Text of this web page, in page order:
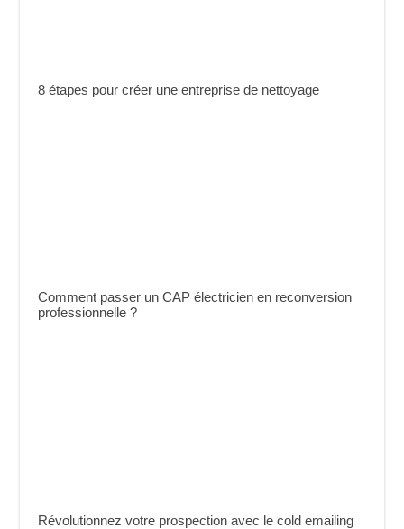
8 étapes pour créer une entreprise de nettoyage
Comment passer un CAP électricien en reconversion
professionnelle ?
Révolutionnez votre prospection avec le cold emailing